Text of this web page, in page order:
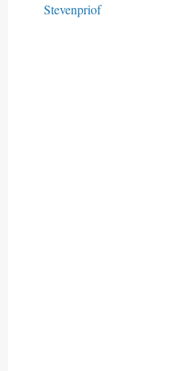
Stevenpriof